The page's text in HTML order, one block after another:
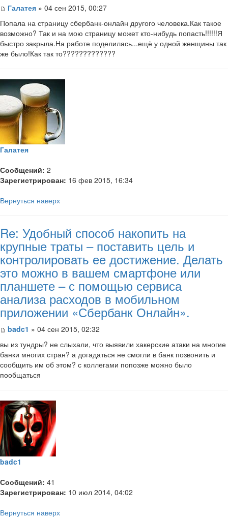
Галатея » 04 сен 2015, 00:27
Попала на страницу сбербанк-онлайн другого человека.Как такое
возможно? Так и на мою страницу может кто-нибудь попасть!!!!!!Я
быстро закрыла.На работе поделилась...ещё у одной женщины так
же было!Как так то?????????????
Галатея
Сообщений: 2
Зарегистрирован: 16 фев 2015, 16:34
Вернуться наверх
Re: Удобный способ накопить на
крупные траты – поставить цель и
контролировать ее достижение. Делать
это можно в вашем смартфоне или
планшете – с помощью сервиса
анализа расходов в мобильном
приложении «Сбербанк Онлайн».
badc1 » 04 сен 2015, 02:32
вы из тундры? не слыхали, что выявили хакерские атаки на многие
банки многих стран? а догадаться не смогли в банк позвонить и
сообщить им об этом? с коллегами попозже можно было
пообщаться
badc1
Сообщений: 41
Зарегистрирован: 10 июл 2014, 04:02
Вернуться наверх